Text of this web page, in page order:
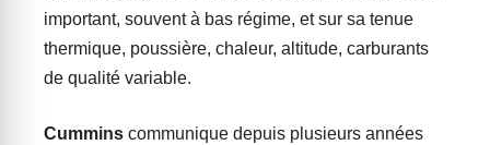
important, souvent à bas régime, et sur sa tenue
thermique, poussière, chaleur, altitude, carburants
de qualité variable.
Cummins communique depuis plusieurs années